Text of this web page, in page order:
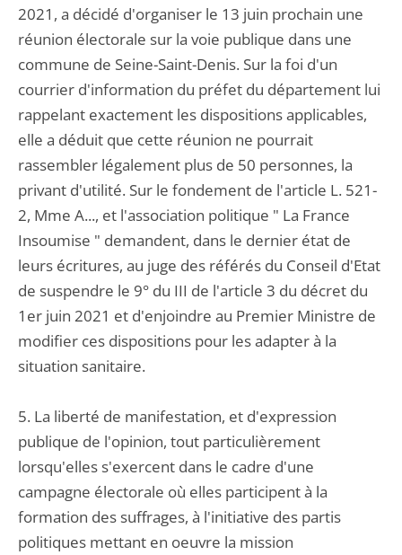
2021, a décidé d'organiser le 13 juin prochain une
réunion électorale sur la voie publique dans une
commune de Seine-Saint-Denis. Sur la foi d'un
courrier d'information du préfet du département lui
rappelant exactement les dispositions applicables,
elle a déduit que cette réunion ne pourrait
rassembler légalement plus de 50 personnes, la
privant d'utilité. Sur le fondement de l'article L. 521-
2, Mme A..., et l'association politique " La France
Insoumise " demandent, dans le dernier état de
leurs écritures, au juge des référés du Conseil d'Etat
de suspendre le 9° du III de l'article 3 du décret du
1er juin 2021 et d'enjoindre au Premier Ministre de
modifier ces dispositions pour les adapter à la
situation sanitaire.
5. La liberté de manifestation, et d'expression
publique de l'opinion, tout particulièrement
lorsqu'elles s'exercent dans le cadre d'une
campagne électorale où elles participent à la
formation des suffrages, à l'initiative des partis
politiques mettant en oeuvre la mission